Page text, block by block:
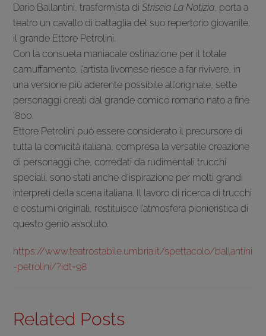
Dario Ballantini, trasformista diStriscia La Notizia , porta a
teatro un cavallo di battaglia del suo repertorio giovanile:
il grande Ettore Petrolini.
Con la consueta maniacale ostinazione per il totale
camuffamento, l’artista livornese riesce a far rivivere, in
una versione più aderente possibile all’originale, sette
personaggi creati dal grande comico romano nato a fine
‘800.
Ettore Petrolini può essere considerato il precursore di
tutta la comicità italiana, compresa la versatile creazione
di personaggi che, corredati da rudimentali trucchi
speciali, sono stati anche d’ispirazione per molti grandi
interpreti della scena italiana. Il lavoro di ricerca di trucchi
e costumi originali, restituisce l’atmosfera pionieristica di
questo genio assoluto.
https://www.teatrostabile.umbria.it/spettacolo/ballantini
-petrolini/?idt=98
Related Posts